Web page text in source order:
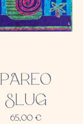
PAREO
SLUG
65,00€